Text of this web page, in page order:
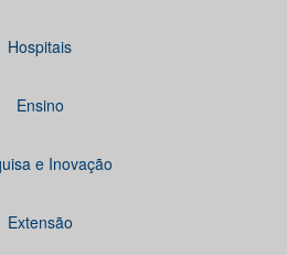
Hospitais
Ensino
e Inovação
Extensão